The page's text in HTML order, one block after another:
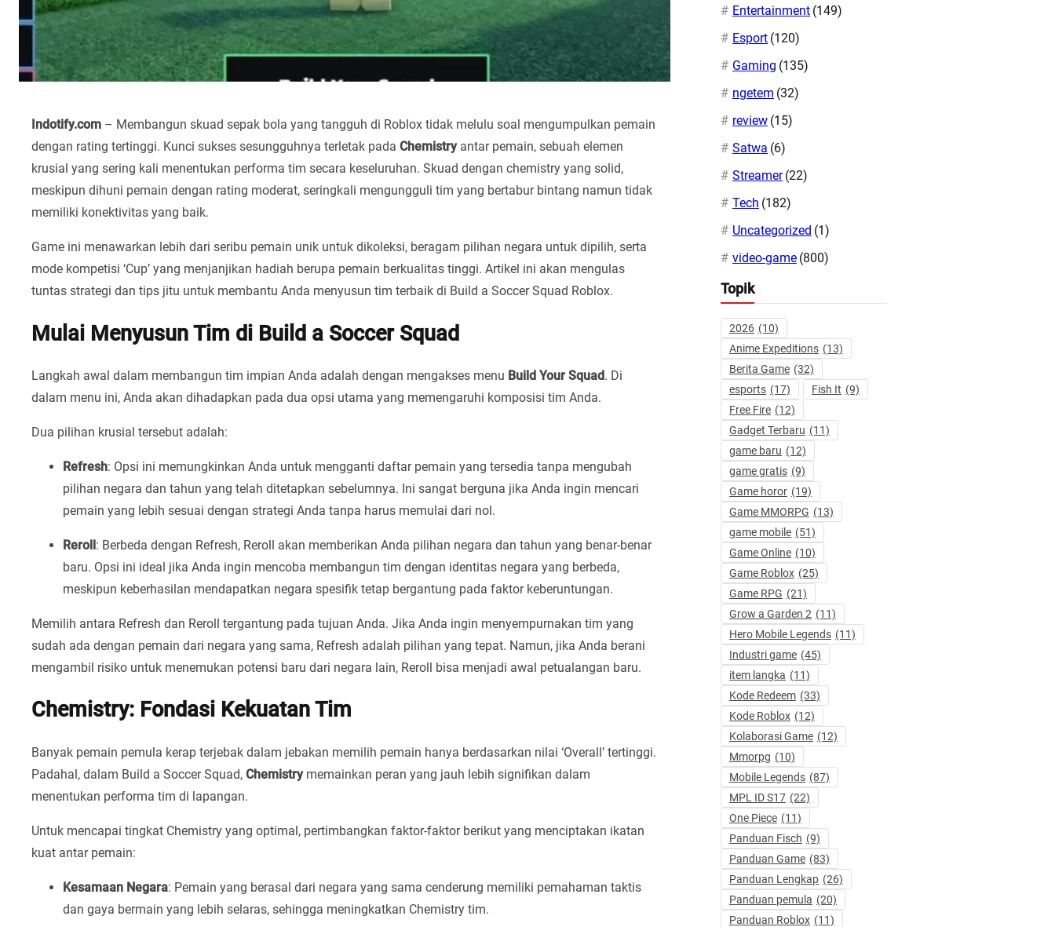
Indotify.com – Membangun skuad sepak bola yang tangguh di Roblox tidak melulu soal mengumpulkan pemain
dengan rating tertinggi. Kunci sukses sesungguhnya terletak pada Chemistryantar pemain, sebuah elemen
krusial yang sering kali menentukan performa tim secara keseluruhan. Skuad dengan chemistry yang solid,
meskipun dihuni pemain dengan rating moderat, seringkali mengungguli tim yang bertabur bintang namun tidak
memiliki konektivitas yang baik.
Game ini menawarkan lebih dari seribu pemain unik untuk dikoleksi, beragam pilihan negara untuk dipilih, serta
mode kompetisi ‘Cup’ yang menjanjikan hadiah berupa pemain berkualitas tinggi. Artikel ini akan mengulas
tuntas strategi dan tips jitu untuk membantu Anda menyusun tim terbaik di Build a Soccer Squad Roblox.
Mulai Menyusun Tim di Build a Soccer Squad
Langkah awal dalam membangun tim impian Anda adalah dengan mengakses menu Build Your Squad. Di
dalam menu ini, Anda akan dihadapkan pada dua opsi utama yang memengaruhi komposisi tim Anda.
Dua pilihan krusial tersebut adalah:
Refresh: Opsi ini memungkinkan Anda untuk mengganti daftar pemain yang tersedia tanpa mengubah
pilihan negara dan tahun yang telah ditetapkan sebelumnya. Ini sangat berguna jika Anda ingin mencari
pemain yang lebih sesuai dengan strategi Anda tanpa harus memulai dari nol.
Reroll: Berbeda dengan Refresh, Reroll akan memberikan Anda pilihan negara dan tahun yang benar-benar
baru. Opsi ini ideal jika Anda ingin mencoba membangun tim dengan identitas negara yang berbeda,
meskipun keberhasilan mendapatkan negara spesifik tetap bergantung pada faktor keberuntungan.
Memilih antara Refresh dan Reroll tergantung pada tujuan Anda. Jika Anda ingin menyempurnakan tim yang
sudah ada dengan pemain dari negara yang sama, Refresh adalah pilihan yang tepat. Namun, jika Anda berani
mengambil risiko untuk menemukan potensi baru dari negara lain, Reroll bisa menjadi awal petualangan baru.
Chemistry: Fondasi Kekuatan Tim
Banyak pemain pemula kerap terjebak dalam jebakan memilih pemain hanya berdasarkan nilai ‘Overall’ tertinggi.
Padahal, dalam Build a Soccer Squad, Chemistrymemainkan peran yang jauh lebih signifikan dalam
menentukan performa tim di lapangan.
Untuk mencapai tingkat Chemistry yang optimal, pertimbangkan faktor-faktor berikut yang menciptakan ikatan
kuat antar pemain:
Kesamaan Negara: Pemain yang berasal dari negara yang sama cenderung memiliki pemahaman taktis
dan gaya bermain yang lebih selaras, sehingga meningkatkan Chemistry tim.
Entertainment (149)
Esport (120)
Gaming (135)
ngetem (32)
review (15)
Satwa (6)
Streamer (22)
Tech (182)
Uncategorized (1)
video-game (800)
Topik
2026 (10)
Anime Expeditions (13)
Berita Game (32)
esports (17) Fish It (9)
Free Fire (12)
Gadget Terbaru (11)
game baru (12)
game gratis (9)
Game horor (19)
Game MMORPG (13)
game mobile (51)
Game Online (10)
Game Roblox (25)
Game RPG (21)
Grow a Garden 2 (11)
Hero Mobile Legends (11)
Industri game (45)
item langka (11)
Kode Redeem (33)
Kode Roblox (12)
Kolaborasi Game (12)
Mmorpg (10)
Mobile Legends (87)
MPL ID S17 (22)
One Piece (11)
Panduan Fisch (9)
Panduan Game (83)
Panduan Lengkap (26)
Panduan pemula (20)
Panduan Roblox (11)